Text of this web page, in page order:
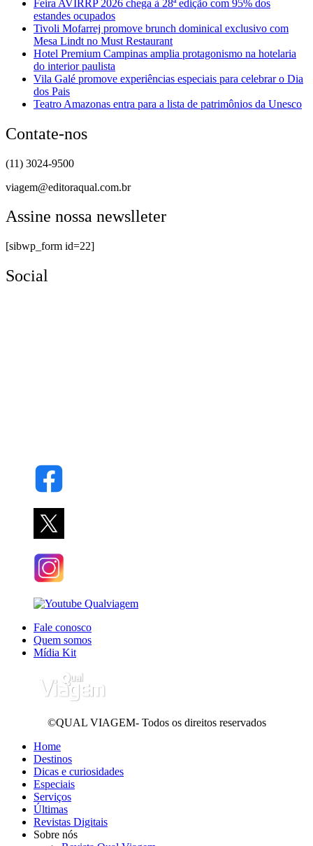
Feira AVIRRP 2026 chega à 28ª edição com 95% dos
estandes ocupados
Tivoli Mofarrej promove brunch dominical exclusivo com
Mesa Lindt no Must Restaurant
Hotel Premium Campinas amplia protagonismo na hotelaria
do interior paulista
Vila Galé promove experiências especiais para celebrar o Dia
dos Pais
Teatro Amazonas entra para a lista de patrimônios da Unesco
Contate-nos
(11) 3024-9500
viagem@editoraqual.com.br
Assine nossa newslleter
[sibwp_form id=22]
Social
Fale conosco
Quem somos
Mídia Kit
©QUAL VIAGEM- Todos os direitos reservados
Home
Destinos
Dicas e curiosidades
Especiais
Serviços
Últimas
Revistas Digitais
Sobre nós